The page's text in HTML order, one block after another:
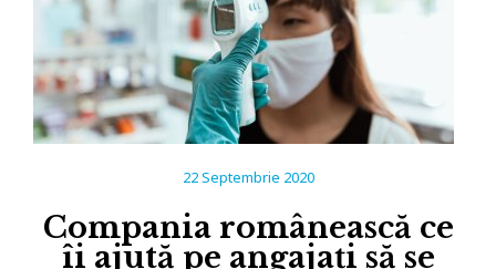
22 Septembrie 2020
Compania românească ce
îi ajută pe angajați să se